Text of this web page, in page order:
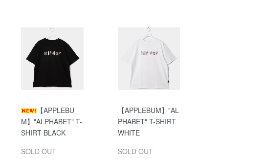
【APPLEBU
M】"ALPHABET" T-
SHIRT BLACK
SOLD OUT
【APPLEBUM】"AL
PHABET" T-SHIRT
WHITE
SOLD OUT